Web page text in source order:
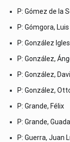
P: Gómez de la
P: Gómgora,
P: González
P: González,
P: González,
P: González,
P: Grande, Félix
P: Grande,
P: Guerra, Juan